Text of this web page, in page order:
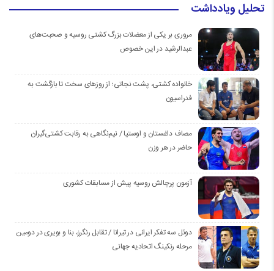
تحلیل ویادداشت
مروری بر یکی از معضلات بزرگ کشتی روسیه و صحبت‌های
عبدالرشید در این خصوص
خانواده کشتی، پشت نجاتی؛ از روزهای سخت تا بازگشت به
فدراسیون
مصاف داغستان و اوستیا / نیم‌نگاهی به رقابت کشتی‌گیران
حاضر در هر وزن
آزمون پرچالش روسیه پیش از مسابقات کشوری
دوئل سه تفکر ایرانی در تیرانا / تقابل رنگرز، بنا و بویری در دومین
مرحله رنکینگ اتحادیه جهانی